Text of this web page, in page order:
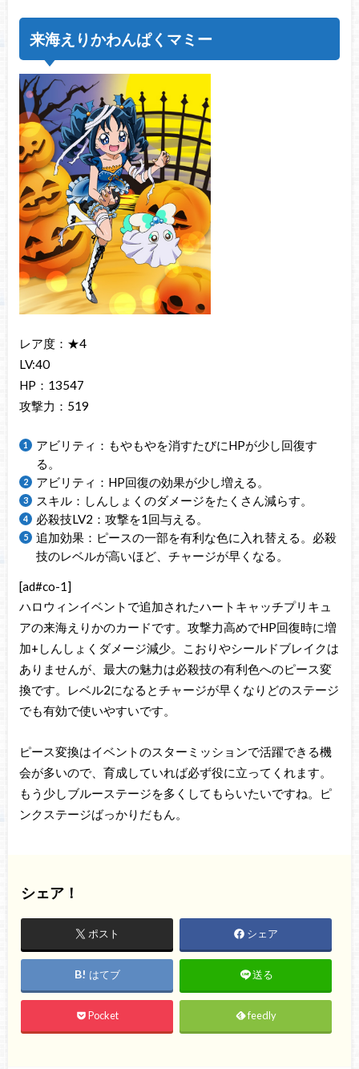
来海えりかわんぱくマミー
レア度：★4
LV:40
HP：13547
攻撃力：519
アビリティ：もやもやを消すたびにHPが少し回復す
る。
アビリティ：HP回復の効果が少し増える。
スキル：しんしょくのダメージをたくさん減らす。
必殺技LV2：攻撃を1回与える。
追加効果：ピースの一部を有利な色に入れ替える。必殺
技のレベルが高いほど、チャージが早くなる。
[ad#co-1]
ハロウィンイベントで追加されたハートキャッチプリキュ
アの来海えりかのカードです。攻撃力高めでHP回復時に増
加+しんしょくダメージ減少。こおりやシールドブレイクは
ありませんが、最大の魅力は必殺技の有利色へのピース変
換です。レベル2になるとチャージが早くなりどのステージ
でも有効で使いやすいです。
ピース変換はイベントのスターミッションで活躍できる機
会が多いので、育成していれば必ず役に立ってくれます。
もう少しブルーステージを多くしてもらいたいですね。ピ
ンクステージばっかりだもん。
シェア！
ポスト シェア
はてブ 送る
Pocket feedly